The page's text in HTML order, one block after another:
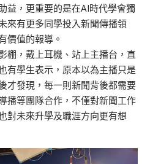
益，更重要的是在AI時代學會獨
來有更多同學投入新聞傳播領
價值的報導。
棚，戴上耳機、站上主播台，直
有學生表示，原本以為主播只是
才發現，每一則新聞背後都需要
播等團隊合作，不僅對新聞工作
對未來升學及職涯方向更有想